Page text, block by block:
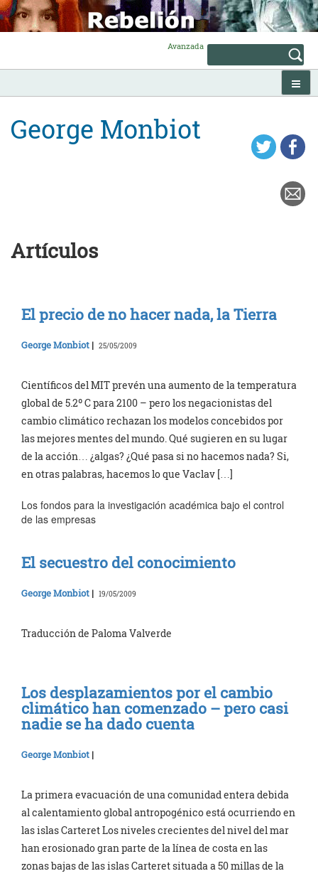
Skip
to
content
Avanzada
George Monbiot
Artículos
El precio de no hacer nada, la Tierra
George Monbiot | 25/05/2009
Científicos del MIT prevén una aumento de la temperatura
global de 5.2º C para 2100 – pero los negacionistas del
cambio climático rechazan los modelos concebidos por
las mejores mentes del mundo. Qué sugieren en su lugar
de la acción… ¿algas? ¿Qué pasa si no hacemos nada? Si,
en otras palabras, hacemos lo que Vaclav […]
Los fondos para la investigación académica bajo el control
de las empresas
El secuestro del conocimiento
George Monbiot | 19/05/2009
Traducción de Paloma Valverde
Los desplazamientos por el cambio
climático han comenzado – pero casi
nadie se ha dado cuenta
George Monbiot |
La primera evacuación de una comunidad entera debida
al calentamiento global antropogénico está ocurriendo en
las islas Carteret Los niveles crecientes del nivel del mar
han erosionado gran parte de la línea de costa en las
zonas bajas de las islas Carteret situada a 50 millas de la